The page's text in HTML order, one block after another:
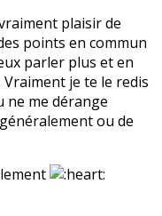
plaisir de
points en commun
parler plus et en
je te le redis
ne me dérange
ou de